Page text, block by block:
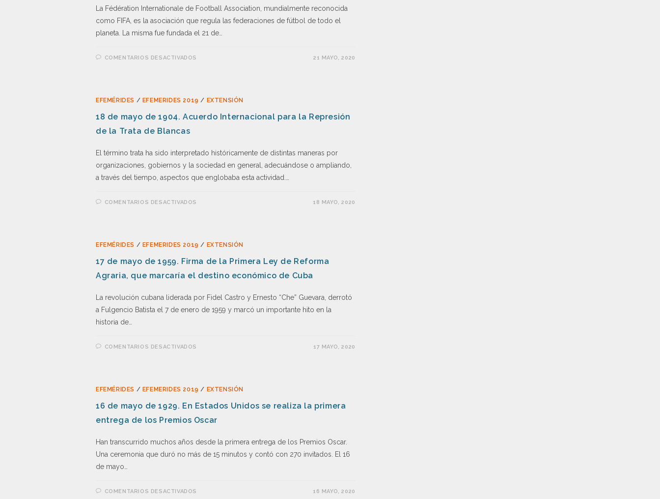
La Fédération Internationale de Football Association, mundialmente reconocida
como FIFA, es la asociación que regula las federaciones de fútbol de todo el
planeta. La misma fue fundada el 21 de…
COMENTARIOS DESACTIVADOS 21 MAYO, 2020
EFEMÉRIDES / EFEMERIDES 2019 / EXTENSIÓN
18 de mayo de 1904. Acuerdo Internacional para la Represión
de la Trata de Blancas
El término trata ha sido interpretado históricamente de distintas maneras por
organizaciones, gobiernos y la sociedad en general, adecuándose o ampliando,
a través del tiempo, aspectos que englobaba esta actividad.…
COMENTARIOS DESACTIVADOS 18 MAYO, 2020
EFEMÉRIDES / EFEMERIDES 2019 / EXTENSIÓN
17 de mayo de 1959. Firma de la Primera Ley de Reforma
Agraria, que marcaría el destino económico de Cuba
La revolución cubana liderada por Fidel Castro y Ernesto “Che” Guevara, derrotó
a Fulgencio Batista el 7 de enero de 1959 y marcó un importante hito en la
historia de…
COMENTARIOS DESACTIVADOS 17 MAYO, 2020
EFEMÉRIDES / EFEMERIDES 2019 / EXTENSIÓN
16 de mayo de 1929. En Estados Unidos se realiza la primera
entrega de los Premios Oscar
Han transcurrido muchos años desde la primera entrega de los Premios Oscar.
Una ceremonia que duró no más de 15 minutos y contó con 270 invitados. El 16
de mayo…
COMENTARIOS DESACTIVADOS 16 MAYO, 2020